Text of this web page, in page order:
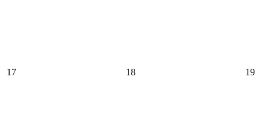
17 18 19